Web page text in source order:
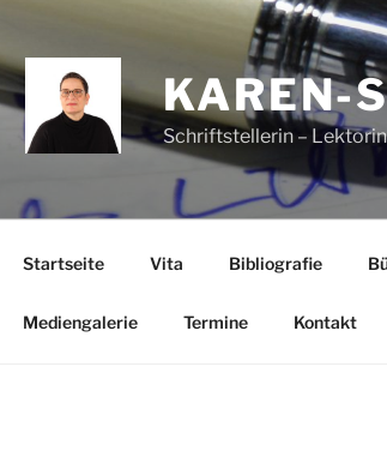
KAREN-
Schriftstellerin –
Startseite Vita Bibliografie
Mediengalerie Termine Kontakt